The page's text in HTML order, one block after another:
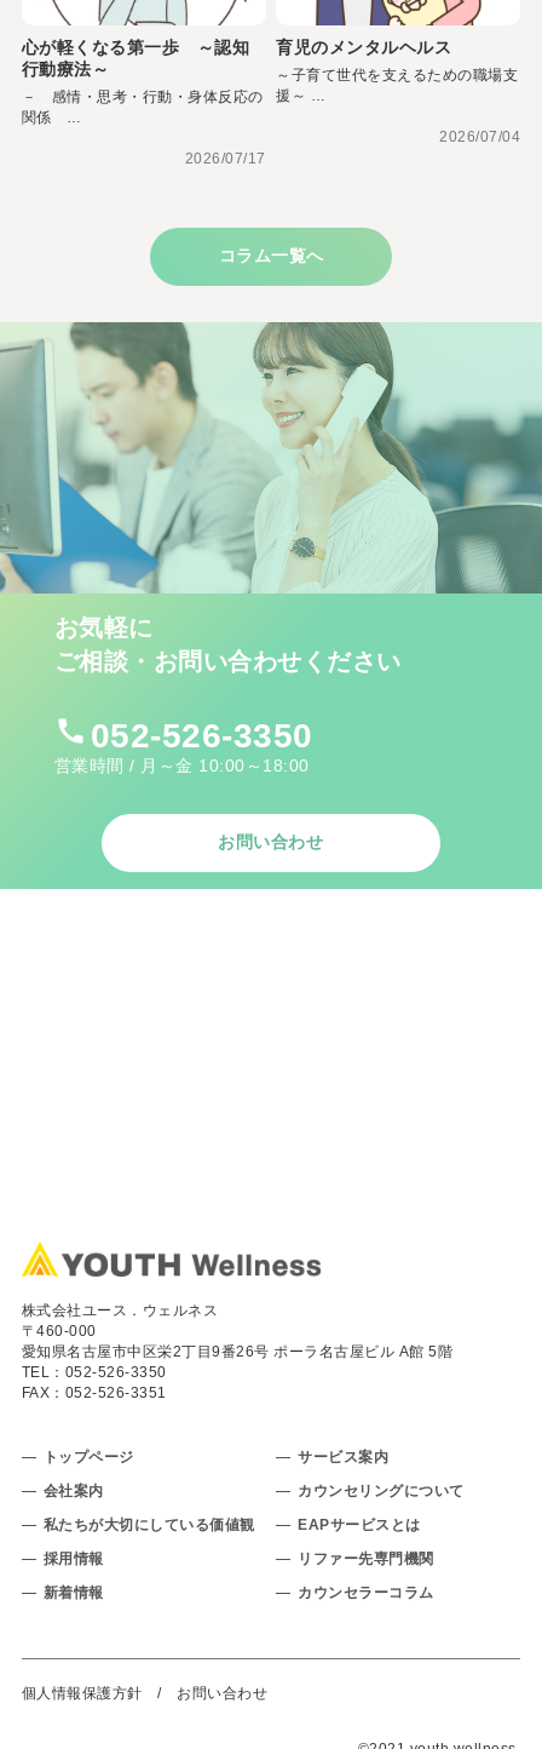
心が軽くなる第一歩 ～認知
行動療法～
－ 感情・思考・行動・身体反応の
関係 …
2026/07/17
育児のメンタルヘルス
～子育て世代を支えるための職場支
援～ …
2026/07/04
コラム一覧へ
お気軽に
ご相談・お問い合わせください
call 052-526-3350
営業時間 / 月～金 10:00～18:00
お問い合わせ
トップページ
サービス案内
会社案内
カウンセリングについて
私たちが大切にしている価値観
EAPサービスとは
採用情報
リファー先専門機関
新着情報
カウンセラーコラム
株式会社ユース．ウェルネス
〒460-000
愛知県名古屋市中区栄2丁目9番26号 ポーラ名古屋ビル A館 5階
TEL： 052-526-3350
FAX：052-526-3351
個人情報保護方針 / お問い合わせ